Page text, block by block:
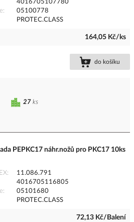
4016705107780
05100778
PROTEC.CLASS
164,05 Kč/ks
do košíku
27 ks
PEPKC17 náhr.nožů pro PKC17 10ks
11.086.791
4016705116805
05101680
PROTEC.CLASS
72,13 Kč/Balení